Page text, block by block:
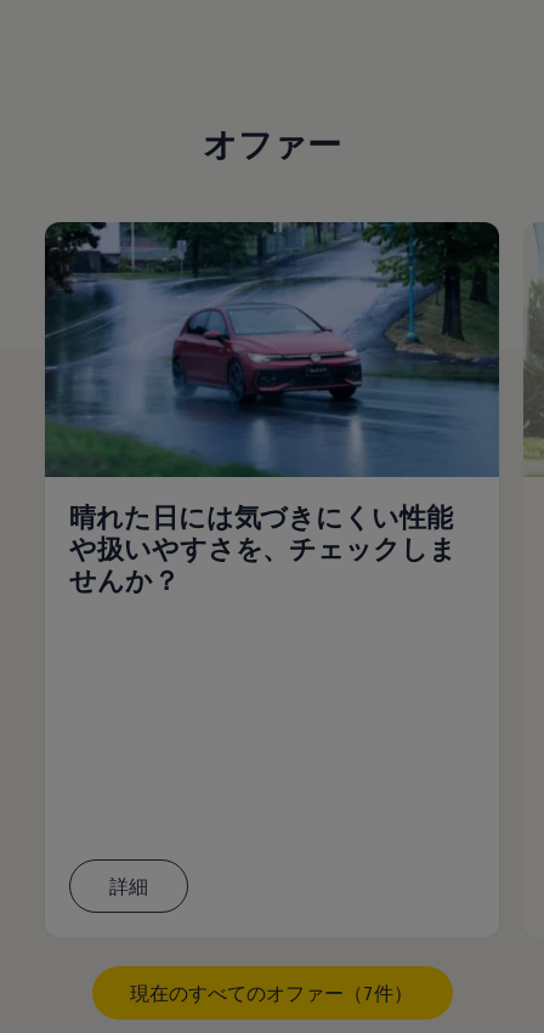
オファー
晴れた日には気づきにくい性能
や扱いやすさを、チェックしま
せんか？
詳細
現在のすべてのオファー（7件）